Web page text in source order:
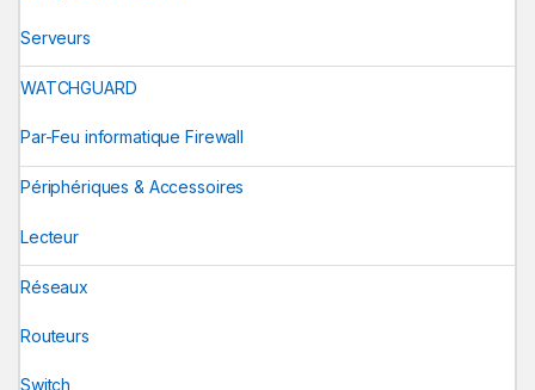
Serveurs
WATCHGUARD
Par-Feu informatique Firewall
Périphériques & Accessoires
Lecteur
Réseaux
Routeurs
Switch